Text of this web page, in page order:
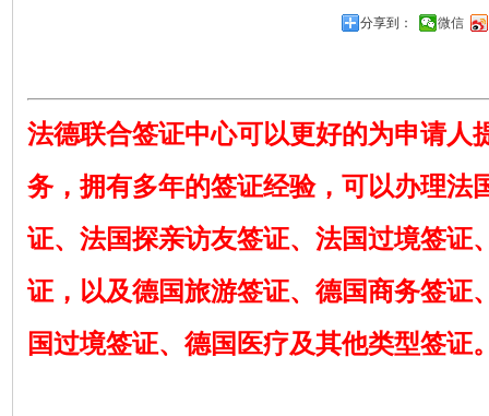
分享到： 微信
法德联合签证中心可以更好的为申请人
务，拥有多年的签证经验，可以办理法
证、法国探亲访友签证、法国过境签证
证，以及德国旅游签证、德国商务签证
国过境签证、德国医疗及其他类型签证